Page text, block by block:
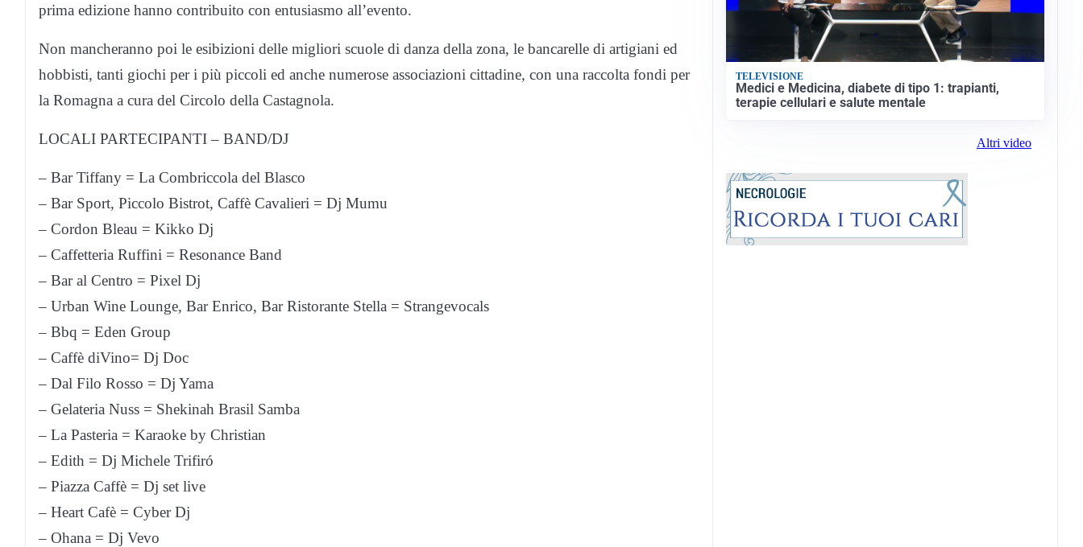
prima edizione hanno contribuito con entusiasmo all’evento.
Non mancheranno poi le esibizioni delle migliori scuole di danza della zona, le bancarelle di artigiani ed
hobbisti, tanti giochi per i più piccoli ed anche numerose associazioni cittadine, con una raccolta fondi per
la Romagna a cura del Circolo della Castagnola.
LOCALI PARTECIPANTI – BAND/DJ
– Bar Tiffany = La Combriccola del Blasco
– Bar Sport, Piccolo Bistrot, Caffè Cavalieri = Dj Mumu
– Cordon Bleau = Kikko Dj
– Caffetteria Ruffini = Resonance Band
– Bar al Centro = Pixel Dj
– Urban Wine Lounge, Bar Enrico, Bar Ristorante Stella = Strangevocals
– Bbq = Eden Group
– Caffè diVino= Dj Doc
– Dal Filo Rosso = Dj Yama
– Gelateria Nuss = Shekinah Brasil Samba
– La Pasteria = Karaoke by Christian
– Edith = Dj Michele Trifiró
– Piazza Caffè = Dj set live
– Heart Cafè = Cyber Dj
– Ohana = Dj Vevo
TELEVISIONE
Medici e Medicina, diabete di tipo 1: trapianti,
terapie cellulari e salute mentale
Altri video